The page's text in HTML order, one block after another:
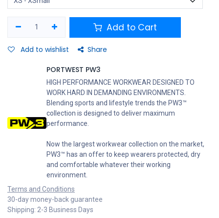
Add to Cart
Add to wishlist Share
PORTWEST PW3
HIGH PERFORMANCE WORKWEAR DESIGNED TO
WORK HARD IN DEMANDING ENVIRONMENTS.
Blending sports and lifestyle trends the PW3™
collection is designed to deliver maximum
performance.
Now the largest workwear collection on the market,
PW3™ has an offer to keep wearers protected, dry
and comfortable whatever their working
environment.
Terms and Conditions
30-day money-back guarantee
Shipping: 2-3 Business Days